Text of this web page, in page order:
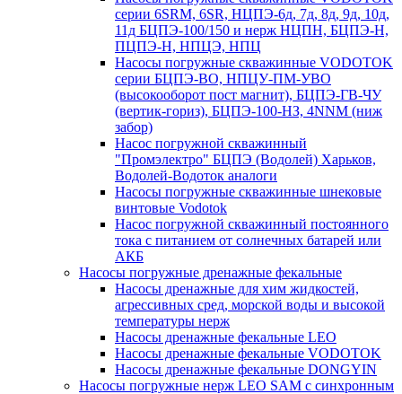
серии 6SRM, 6SR, НЦПЭ-6д, 7д, 8д, 9д, 10д,
11д БЦПЭ-100/150 и нерж НЦПН, БЦПЭ-Н,
ПЦПЭ-Н, НПЦЭ, НПЦ
Насосы погружные скважинные VODOTOK
серии БЦПЭ-ВО, НПЦУ-ПМ-УВО
(высокооборот пост магнит), БЦПЭ-ГВ-ЧУ
(вертик-гориз), БЦПЭ-100-НЗ, 4NNM (ниж
забор)
Насос погружной скважинный
"Промэлектро" БЦПЭ (Водолей) Харьков,
Водолей-Водоток аналоги
Насосы погружные скважинные шнековые
винтовые Vodotok
Насос погружной скважинный постоянного
тока с питанием от солнечных батарей или
АКБ
Насосы погружные дренажные фекальные
Насосы дренажные для хим жидкостей,
агрессивных сред, морской воды и высокой
температуры нерж
Насосы дренажные фекальные LEO
Насосы дренажные фекальные VODOTOK
Насосы дренажные фекальные DONGYIN
Насосы погружные нерж LEO SAM с синхронным